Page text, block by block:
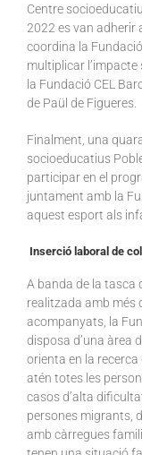
Centre
2022 es van adherir
coordina la
multiplicar l’impacte
la Fundació CEL
de Paül de Figueres.
Finalment, una
socioeducatius
participar en el
juntament amb la
aquest esport als
Inserció laboral de
A banda de la tasca
realitzada amb més
acompanyats, la
disposa d’una àrea
orienta en la recerca
atén totes les
casos d’alta
persones migrants,
amb càrregues